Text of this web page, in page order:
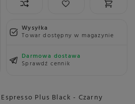
Wysyłka
Towar dostępny w magazynie
Darmowa dostawa
Sprawdź cennik
Plus Black - Czarny